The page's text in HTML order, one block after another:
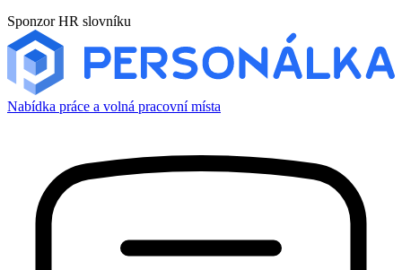
Sponzor HR slovníku
Nabídka práce a volná pracovní místa